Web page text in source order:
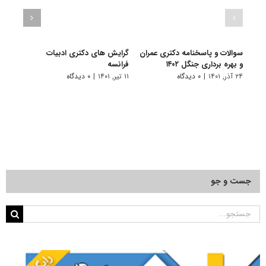
سوالات و پاسخنامه دکتری عمران
و بهره برداری جنگل ۱۴۰۲
۲۴ آذر, ۱۴۰۱ | ۰ دیدگاه
گرایش های دکتری ادبیات
فراﻧﺴﻪ
۱۱ تیر, ۱۴۰۱ | ۰ دیدگاه
جست و جو
جستجو